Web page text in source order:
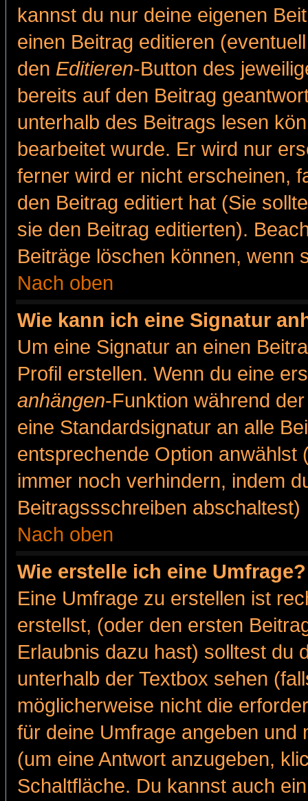
kannst du nur deine eigenen
einen Beitrag editieren
den Editieren-Button des
bereits auf den Beitrag
unterhalb des Beitrags lesen
bearbeitet wurde. Er wird nur
ferner wird er nicht erscheinen,
den Beitrag editiert hat (Sie
sie den Beitrag editierten).
Beiträge löschen können, wenn
Nach oben
Wie kann ich eine Signatur
Um eine Signatur an einen
Profil erstellen. Wenn du eine
anhängen-Funktion während
eine Standardsignatur an alle
entsprechende Option anwählst
immer noch verhindern, indem
Beitragssschreiben abschaltest)
Nach oben
Wie erstelle ich eine Umfrage?
Eine Umfrage zu erstellen ist
erstellst, (oder den ersten
Erlaubnis dazu hast) solltest du
unterhalb der Textbox sehen
möglicherweise nicht die
für deine Umfrage angeben und
(um eine Antwort anzugeben,
Schaltfläche. Du kannst auch